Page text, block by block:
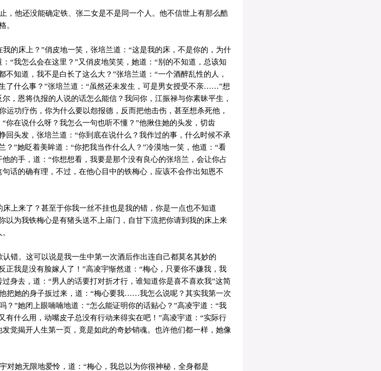
他还没能确定铁、张二女是不是同一个人。他不信世上有那么酷
。
的床上？”俏皮地一笑，张培兰道：“这是我的床，不是你的，为什
“我怎么会在这里？”又俏皮地笑笑，她道：“别的不知道，总该知
知道，我不是白长了这么大？”张培兰道：“一个酒醉乱性的人，
了什么事？”张培兰道：“虽然还未发生，可是男女授受不亲……”想
，恩将仇报的人说的话怎么能信？我问你，江振禄与你素昧平生，
运功疗伤，你为什么要以怨报德，反而把他击伤，甚至想杀死他，
你在说什么呀？我怎么一句也听不懂？”他揪住她的头发，切齿
回头发，张培兰道：“你到底在说什么？我作过的事，什么时候不承
？”她眨着美眸道：“你把我当作什么人？”冷漠地一笑，他道：“看
的手，道：“你想想看，我要是那个没有良心的张培兰，会让你占
话的确有理，不过，在他心目中的铁梅心，应该不会作出知恩不
上来了？甚至于你我一丝不挂也是我的错，你是一点也不知道
以为我铁梅心是有猪头送不上庙门，自甘下流把你请到我的床上来
错。这可以说是我一生中第一次酒后作出连自己都莫名其妙的
正我是没有脸嫁人了！”高凌宇惭然道：“梅心，只要你不嫌我，我
身去，道：“男人的话要打对折才行，谁知道你是喜不喜欢我”这简
把她的身子扳过来，道：“梅心要我……我怎么说呢？其实我第一次
”她闭上眼喃喃地道：“怎么能证明你的话贴心？”高凌宇道：“我
什么用，动嘴皮子总没有行动来得实在吧！”高凌宇道：“实际行
觉揭开人生第一页，竟是如此的奇妙销魂。也许他们都一样，她像
她无限地爱怜，道：“梅心，我总以为你很神秘，全身都是